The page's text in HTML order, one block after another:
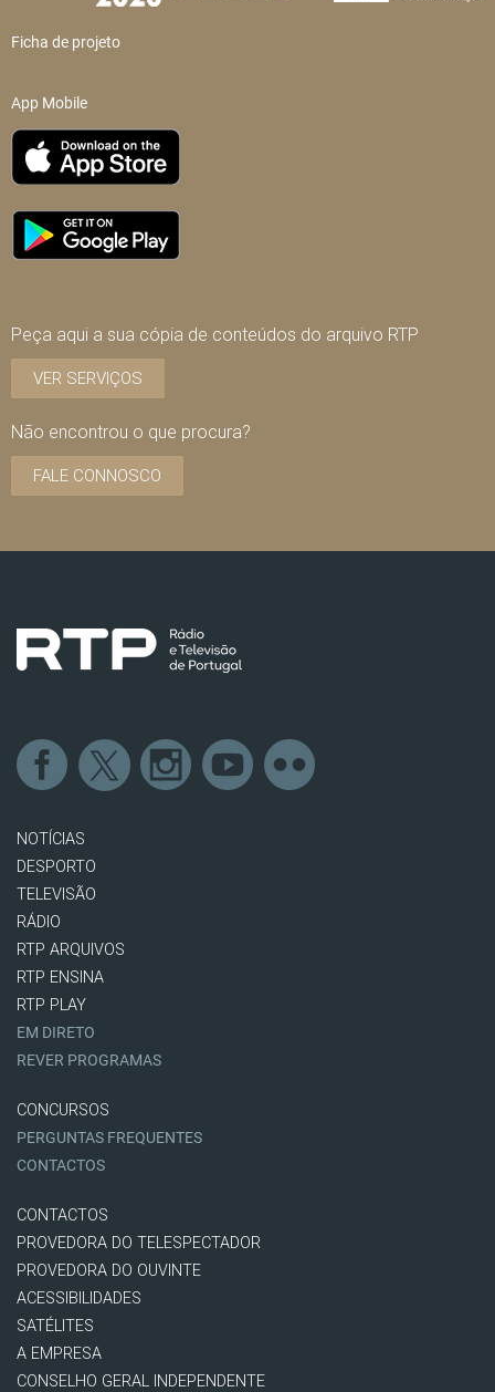
Ficha de projeto
App Mobile
Peça aqui a sua cópia de conteúdos do arquivo RTP
VER SERVIÇOS
Não encontrou o que procura?
FALE CONNOSCO
NOTÍCIAS
DESPORTO
TELEVISÃO
RÁDIO
RTP ARQUIVOS
RTP ENSINA
RTP PLAY
EM DIRETO
REVER PROGRAMAS
CONCURSOS
PERGUNTAS FREQUENTES
CONTACTOS
CONTACTOS
PROVEDORA DO TELESPECTADOR
PROVEDORA DO OUVINTE
ACESSIBILIDADES
SATÉLITES
A EMPRESA
CONSELHO GERAL INDEPENDENTE